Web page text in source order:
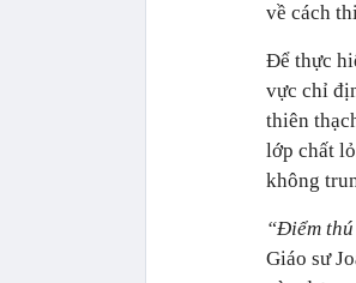
về cách
Để thực
vực chỉ
thiên
lớp chất
không
“Điểm
Giáo sư